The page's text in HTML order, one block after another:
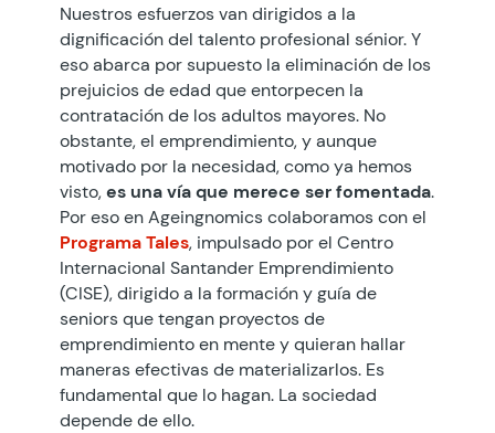
Nuestros esfuerzos van dirigidos a la
dignificación del talento profesional sénior. Y
eso abarca por supuesto la eliminación de los
prejuicios de edad que entorpecen la
contratación de los adultos mayores. No
obstante, el emprendimiento, y aunque
motivado por la necesidad, como ya hemos
visto,es una vía que merece ser fomentada.
Por eso en Ageingnomics colaboramos con el
Programa Tales, impulsado por el Centro
Internacional Santander Emprendimiento
(CISE), dirigido a la formación y guía de
seniors que tengan proyectos de
emprendimiento en mente y quieran hallar
maneras efectivas de materializarlos. Es
fundamental que lo hagan. La sociedad
depende de ello.